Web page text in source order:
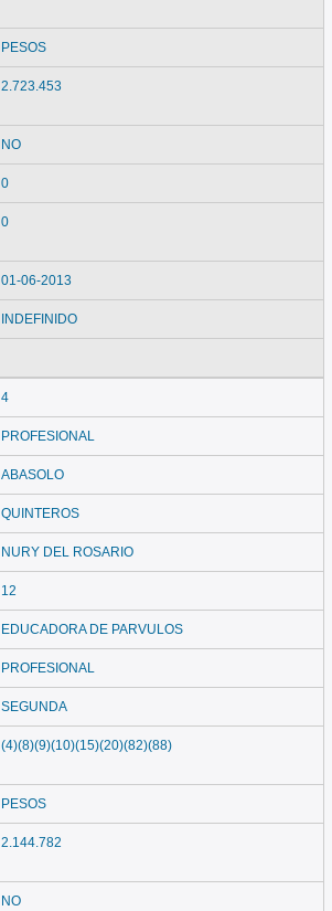
PESOS
2.723.453
NO
0
0
01-06-2013
INDEFINIDO
4
PROFESIONAL
ABASOLO
QUINTEROS
NURY DEL ROSARIO
12
EDUCADORA DE PARVULOS
PROFESIONAL
SEGUNDA
(4)(8)(9)(10)(15)(20)(82)(88)
PESOS
2.144.782
NO